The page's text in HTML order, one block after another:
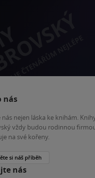
nás
nás nejen láska ke knihám.
vždy budou rodinnou
na své kořeny.
si náš příběh
nás